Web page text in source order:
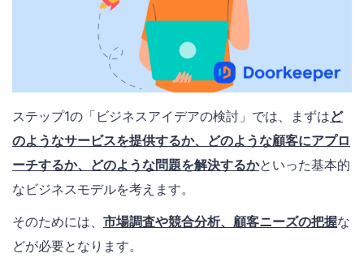
ステップ1の「ビジネスアイデアの検討」では、まずはど
のようなサービスを提供するか、どのような顧客にアプロ
ーチするか、どのような問題を解決するかといった基本的
なビジネスモデルを考えます。
そのためには、 市場調査や競合分析、顧客ニーズの把握な
どが必要となります。